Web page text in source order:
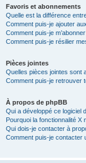
Favoris et abonnements
Quelle est la différence
Comment puis-je ajouter
Comment puis-je
Comment puis-je résilier
Pièces jointes
Quelles pièces jointes sont
Comment puis-je retrouver
À propos de phpBB
Qui a développé ce logiciel
Pourquoi la fonctionnalité X
Qui dois-je contacter à
Comment puis-je contacter